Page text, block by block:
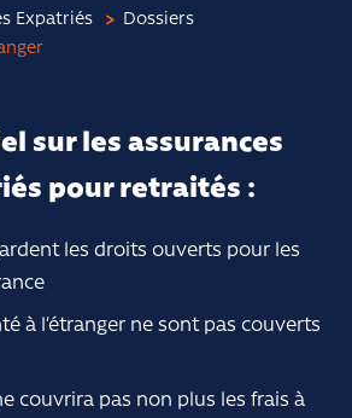
Expatriés
Dossiers
sur les assurances
pour retraités :
les droits ouverts pour les
à l’étranger ne sont pas couverts
couvrira pas non plus les frais à